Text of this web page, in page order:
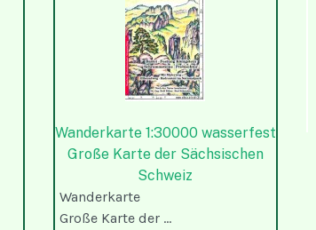
Wanderkarte 1:30000 wasserfest
Große Karte der Sächsischen
Schweiz
Wanderkarte
Große Karte der ...